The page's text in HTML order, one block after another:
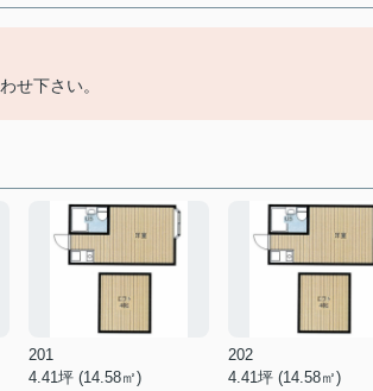
せ下さい。
201
4.41坪 (14.58㎡)
202
4.41坪 (14.58㎡)